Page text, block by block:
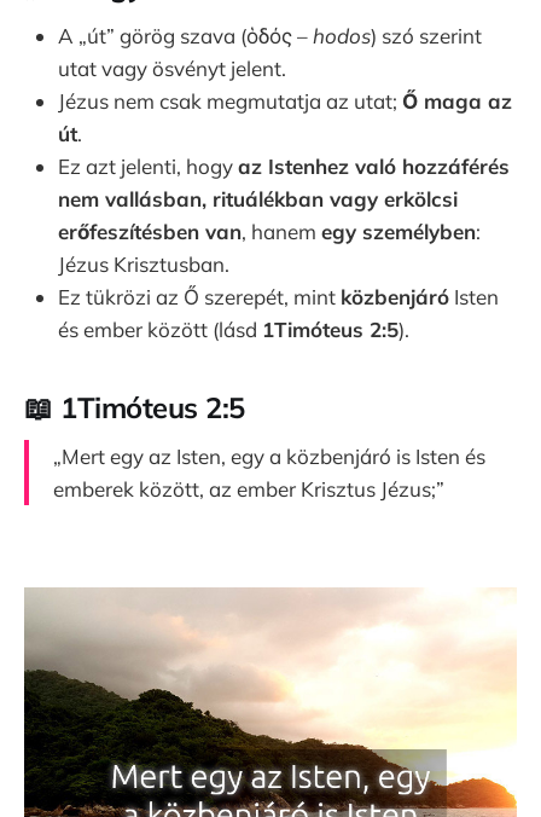
A „út” görög szava (ὁδός – hodos) szó szerint
utat vagy ösvényt jelent.
Jézus nem csak megmutatja az utat; Ő maga az
út.
Ez azt jelenti, hogyaz Istenhez való hozzáférés
nem vallásban, rituálékban vagy erkölcsi
erőfeszítésben van, hanem egy személyben:
Jézus Krisztusban.
Ez tükrözi az Ő szerepét, mint közbenjáró Isten
és ember között (lásd 1Timóteus 2:5).
📖 1Timóteus 2:5
„Mert egy az Isten, egy a közbenjáró is Isten és
emberek között, az ember Krisztus Jézus;”